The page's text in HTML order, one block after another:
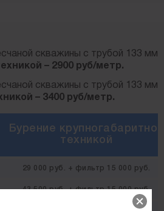
скважины с трубой 133 мм
– 2900 руб/метр.
скважины с трубой 133 мм
– 3400 руб/метр.
Бурение крупногабаритной
техникой
29 000 руб. + фильтр 15 000 руб.
43 500 руб. + фильтр 15 000 руб.